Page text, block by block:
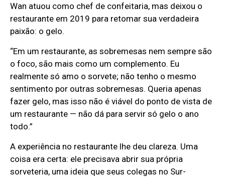
Wan atuou como chef de confeitaria, mas deixou o
restaurante em 2019 para retomar sua verdadeira
paixão: o gelo.
“Em um restaurante, as sobremesas nem sempre são
o foco, são mais como um complemento. Eu
realmente só amo o sorvete; não tenho o mesmo
sentimento por outras sobremesas. Queria apenas
fazer gelo, mas isso não é viável do ponto de vista de
um restaurante — não dá para servir só gelo o ano
todo.”
A experiência no restaurante lhe deu clareza. Uma
coisa era certa: ele precisava abrir sua própria
sorveteria, uma ideia que seus colegas no Sur-